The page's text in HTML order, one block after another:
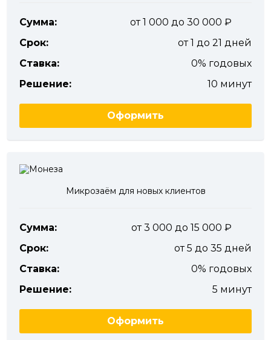
Сумма:
от 1 000 до 30 000
Срок:
от 1 до 21 дней
Ставка:
0% годовых
Решение:
10 минут
Оформить
Микрозаём для новых клиентов
Сумма:
от 3 000 до 15 000
Срок:
от 5 до 35 дней
Ставка:
0% годовых
Решение:
5 минут
Оформить